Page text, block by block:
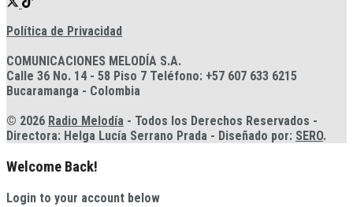
Política de Privacidad
COMUNICACIONES MELODÍA S.A.
Calle 36 No. 14 - 58 Piso 7 Teléfono: +57 607 633 6215
Bucaramanga - Colombia
© 2026 Radio Melodía - Todos los Derechos Reservados -
Directora: Helga Lucía Serrano Prada - Diseñado por: SERO.
Welcome Back!
Login to your account below